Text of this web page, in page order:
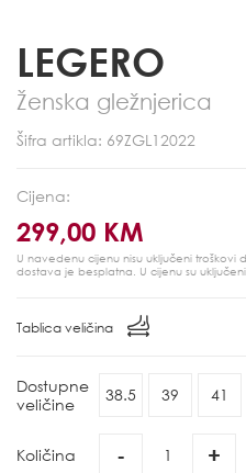
LEGERO
Ženska gležnjerica
Šifra artikla: 69ZGL12022
Cijena:
299,00 KM
U navedenu cijenu nisu uključeni troškovi
dostava je besplatna. U cijenu su
Tablica veličina
Dostupne
veličine
38.5 39 41
Količina - +